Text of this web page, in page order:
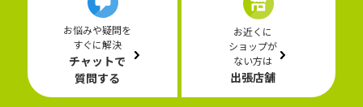
お悩みや疑問を
すぐに解決
チャットで
質問する
お近くに
ショップが
ない方は
出張店舗